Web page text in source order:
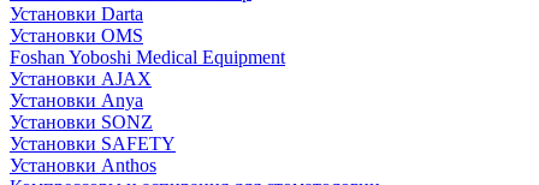
Установки Darta
Установки OMS
Foshan Yoboshi Medical Equipment
Установки AJAX
Установки Anya
Установки SONZ
Установки SAFETY
Установки Anthos